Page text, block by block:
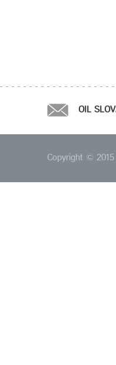
OIL
Copyright ©